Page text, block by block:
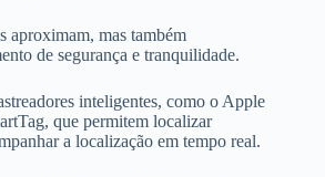
aproximam, mas também
de segurança e tranquilidade.
inteligentes, como o Apple
que permitem localizar
a localização em tempo real.